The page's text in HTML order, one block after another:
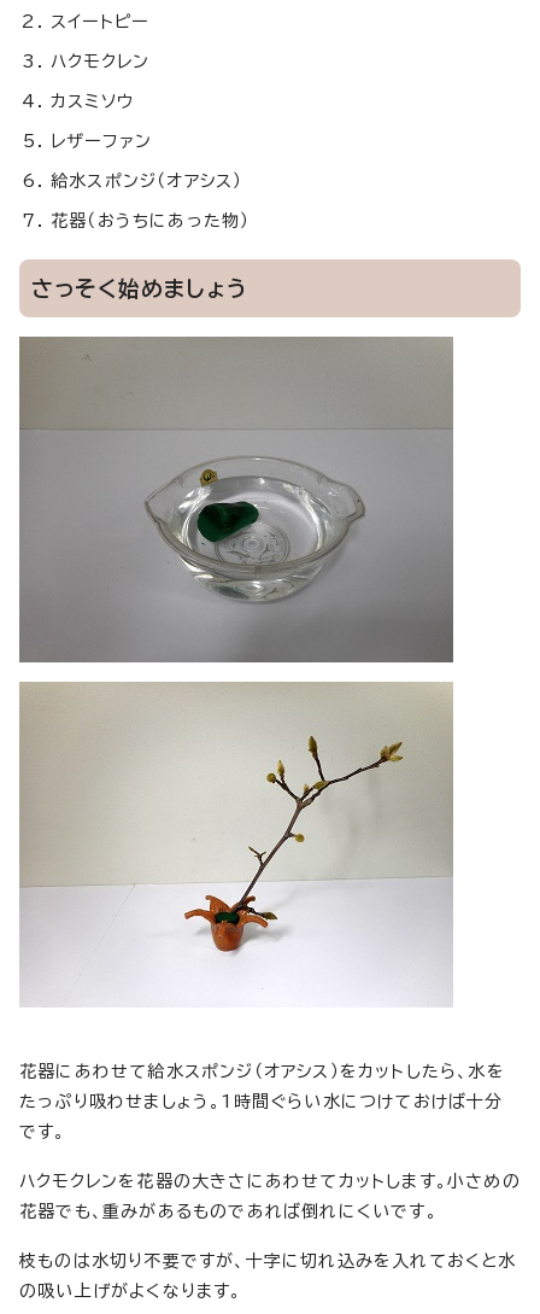
スイートピー
ハクモクレン
カスミソウ
レザーファン
給水スポンジ（オアシス）
花器（おうちにあった物）
さっそく始めましょう
花器にあわせて給水スポンジ（オアシス）をカットしたら、水を
たっぷり吸わせましょう。1時間ぐらい水につけておけば十分
です。
ハクモクレンを花器の大きさにあわせてカットします。小さめの
花器でも、重みがあるものであれば倒れにくいです。
枝ものは水切り不要ですが、十字に切れ込みを入れておくと水
の吸い上げがよくなります。